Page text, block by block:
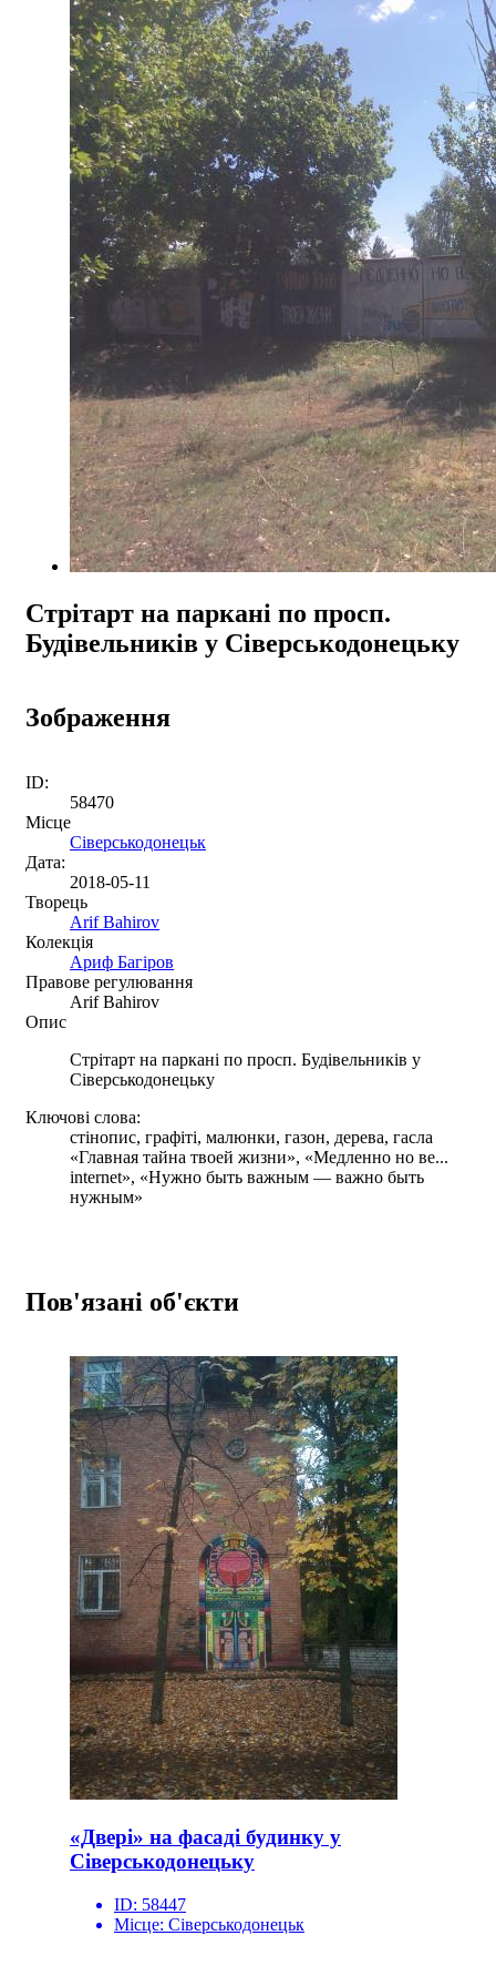
Стрітарт на паркані по просп.
Будівельників у Сіверськодонецьку
Зображення
ID:
58470
Місце
Сіверськодонецьк
Дата:
2018-05-11
Творець
Arif Bahirov
Колекція
Ариф Багіров
Правове регулювання
Arif Bahirov
Опис
Стрітарт на паркані по просп. Будівельників у
Сіверськодонецьку
Ключові слова:
стінопис, графіті, малюнки, газон, дерева, гасла
«Главная тайна твоей жизни», «Медленно но ве...
internet», «Нужно быть важным — важно быть
нужным»
Пов'язані об'єкти
«Двері» на фасаді будинку у
Сіверськодонецьку
ID: 58447
Місце: Сіверськодонецьк